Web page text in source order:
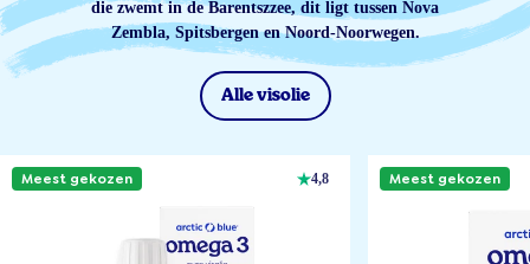
die zwemt in de Barentszzee, dit ligt tussen Nova
Zembla, Spitsbergen en Noord-Noorwegen.
Alle visolie
Meest gekozen 4,8 Meest gekozen